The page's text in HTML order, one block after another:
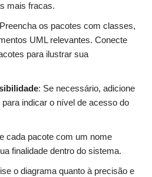
mais fracas.
os pacotes com classes,
UML relevantes. Conecte
para ilustrar sua
: Se necessário, adicione
indicar o nível de acesso do
cada pacote com um nome
finalidade dentro do sistema.
o diagrama quanto à precisão e